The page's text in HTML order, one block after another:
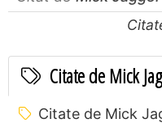
Citate de Mick
Citate de Mick